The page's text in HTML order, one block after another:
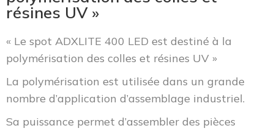
résines UV »
« Le spot ADXLITE 400 LED est destiné à la
polymérisation des colles et résines UV »
La polymérisation est utilisée dans un grande
nombre d’application d’assemblage industriel.
Sa puissance permet d’assembler des pièces